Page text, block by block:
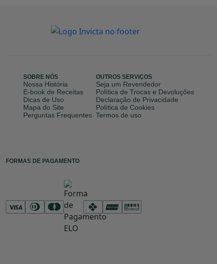
SOBRE NÓS
Nossa História
E-book de Receitas
Dicas de Uso
Mapa do Site
Perguntas Frequentes
OUTROS SERVIÇOS
Seja um Revendedor
Política de Trocas e Devoluções
Declaração de Privacidade
Política de Cookies
Termos de uso
FORMAS DE PAGAMENTO